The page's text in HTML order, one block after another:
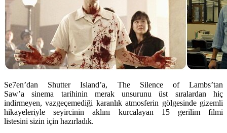
Se7en’dan Shutter Island’a, The Silence of Lambs’tan
Saw’a sinema tarihinin merak unsurunu üst sıralardan hiç
indirmeyen, vazgeçemediği karanlık atmosferin gölgesinde gizemli
hikayeleriyle seyircinin aklını kurcalayan 15 gerilim filmi
listesini sizin için hazırladık.